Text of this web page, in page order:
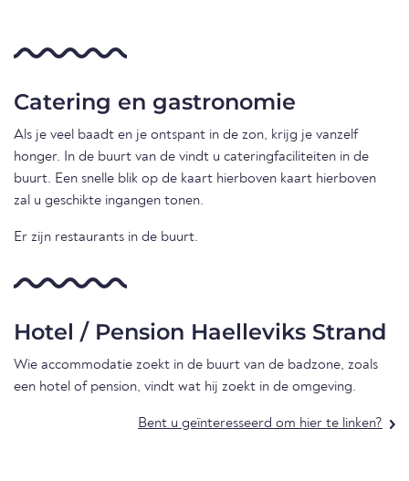
Catering en gastronomie
Als je veel baadt en je ontspant in de zon, krijg je vanzelf
honger. In de buurt van de vindt u cateringfaciliteiten in de
buurt. Een snelle blik op de kaart hierboven kaart hierboven
zal u geschikte ingangen tonen.
Er zijn restaurants in de buurt.
Hotel / Pension Haelleviks Strand
Wie accommodatie zoekt in de buurt van de badzone, zoals
een hotel of pension, vindt wat hij zoekt in de omgeving.
Bent u geïnteresseerd om hier te linken?